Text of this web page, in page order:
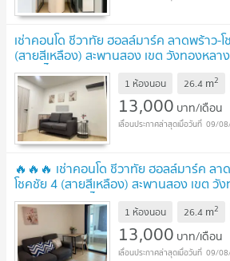
เช่าคอนโด ชีวาทัย ฮอลล์มาร์ค ลาดพร้าว-
(สายสีเหลือง) สะพานสอง เขต วังทองหล
✅ ทักไลน์ @connexproperty ตอบทันที ที
1 ห้องนอน 26.4 m2
13,000 บาท/เดือน
09/
🔥🔥🔥 เช่าคอนโด ชีวาทัย ฮอลล์มาร์ค ลา
โชคชัย 4 (สายสีเหลือง) สะพานสอง เขต วั
145239 ✅ ทักไลน์ @connexproperty ต
อาชีพ ✅ 🔥🔥🔥 NEW !1 ห้องนอน 26.4 m2
13,000 บาท/เดือน
09/